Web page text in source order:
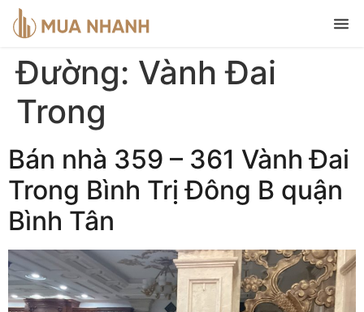
Đường: Vành Đai
Trong
Bán nhà 359 – 361 Vành Đai
Trong Bình Trị Đông B quận
Bình Tân